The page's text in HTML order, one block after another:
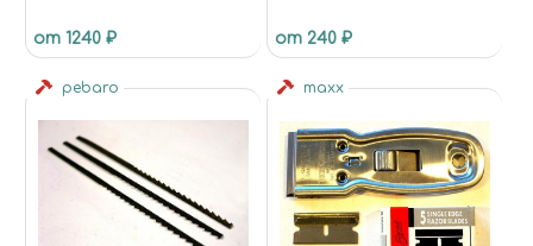
от 1240 ₽ от 240 ₽
pebaro maxx